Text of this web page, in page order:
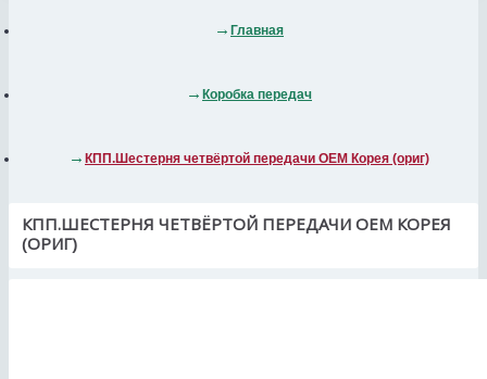
Главная
Коробка передач
КПП.Шестерня четвёртой передачи ОЕМ Корея (ориг)
КПП.ШЕСТЕРНЯ ЧЕТВЁРТОЙ ПЕРЕДАЧИ ОЕМ КОРЕЯ
(ОРИГ)